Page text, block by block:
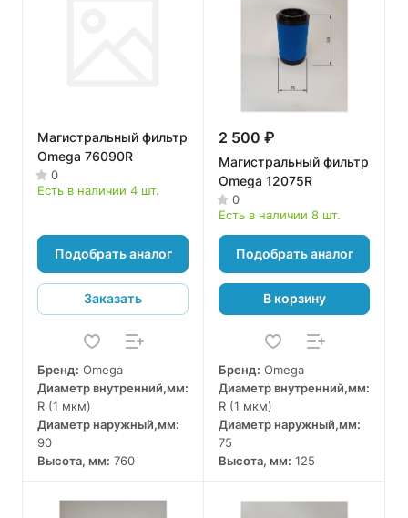
Магистральный фильтр
Omega 76090R
0
Есть в наличии 4 шт.
Подобрать аналог
Заказать
Бренд: Omega
Диаметр внутренний,мм:
R (1 мкм)
Диаметр наружный,мм:
90
Высота, мм: 760
2 500 ₽
Магистральный фильтр
Omega 12075R
0
Есть в наличии 8 шт.
Подобрать аналог
В корзину
Бренд: Omega
Диаметр внутренний,мм:
R (1 мкм)
Диаметр наружный,мм:
75
Высота, мм: 125